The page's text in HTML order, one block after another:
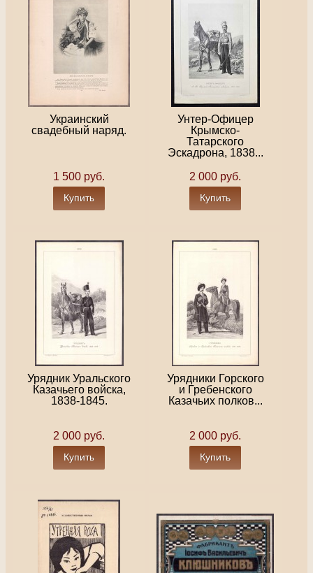
Украинский
свадебный наряд.
1 500 руб.
Купить
Унтер-Офицер
Крымско-
Татарского
Эскадрона, 1838...
2 000 руб.
Купить
Урядник Уральского
Казачьего войска,
1838-1845.
2 000 руб.
Купить
Урядники Горского
и Гребенского
Казачьих полков...
2 000 руб.
Купить